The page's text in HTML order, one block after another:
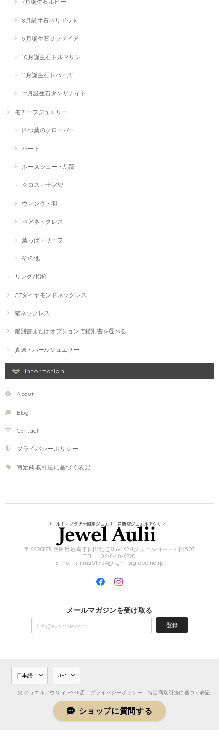
7月誕生石ルビー
8月誕生石ペリドット
9月誕生石サファイア
10月誕生石トルマリン
11月誕生石トパーズ
12月誕生石タンザナイト
モチーフジュエリー
四つ葉のクローバー
ハート
ホースシュー・馬蹄
クロス・十字架
ウィング・羽
ペアネックレス
葉っぱ・リーフ
その他
リング/指輪
CZダイヤモンドネックレス
猫ネックレス
鑑別書またはオプションで鑑別書を選べる
真珠・パールジュエリー
Information
About
Blog
Contact
プライバシーポリシー
特定商取引法に基づく表記
〒6600883 兵庫県尼崎市神田北通り6-162-1ジュエルコート神田503
TEL： 06-6418-6820
E-mail： rma51754@kym.biglobe.ne.jp
メールマガジンを受け取る
登録
ジュエルアウリィ BASE店 | プライバシーポリシー |特定商取引法に基づく表記
ショップに質問する